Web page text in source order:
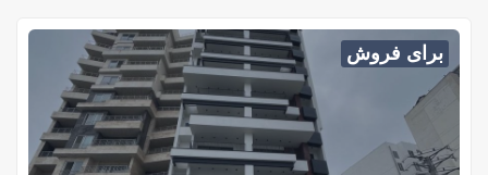
برای فروش